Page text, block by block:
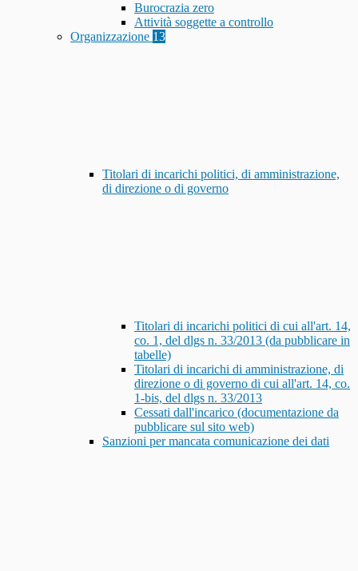
Burocrazia zero
Attività soggette a controllo
Organizzazione 13
Titolari di incarichi politici, di amministrazione,
di direzione o di governo
Titolari di incarichi politici di cui all'art. 14,
co. 1, del dlgs n. 33/2013 (da pubblicare in
tabelle)
Titolari di incarichi di amministrazione, di
direzione o di governo di cui all'art. 14, co.
1-bis, del dlgs n. 33/2013
Cessati dall'incarico (documentazione da
pubblicare sul sito web)
Sanzioni per mancata comunicazione dei dati